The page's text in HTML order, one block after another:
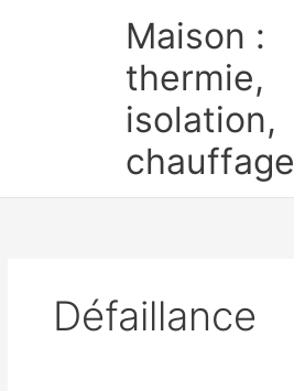
Maison :
thermie,
isolation,
chauffage
Défaillance